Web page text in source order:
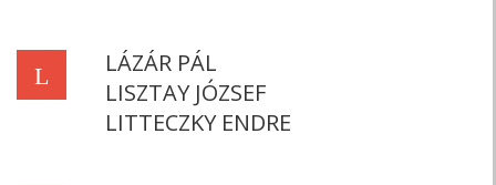
L
LÁZÁR PÁL
LISZTAY JÓZSEF
LITTECZKY ENDRE